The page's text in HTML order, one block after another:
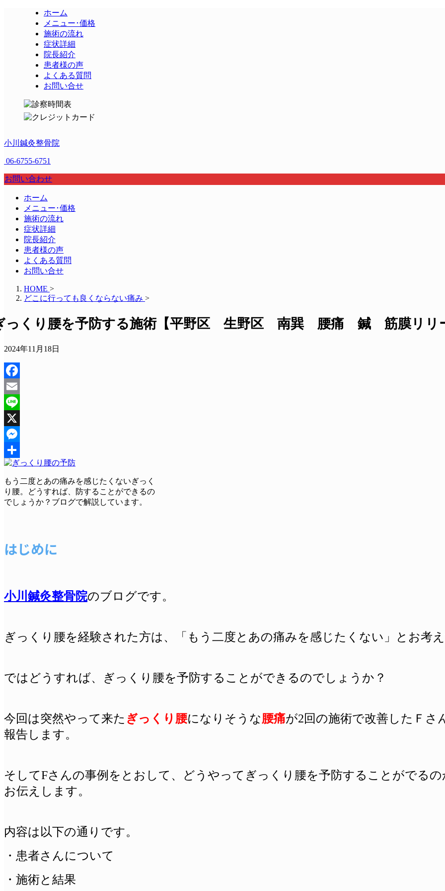
ホーム
メニュー･価格
施術の流れ
症状詳細
院長紹介
患者様の声
よくある質問
お問い合せ
小川鍼灸整骨院
06-6755-6751
お問い合わせ
ホーム
メニュー･価格
施術の流れ
症状詳細
院長紹介
患者様の声
よくある質問
お問い合せ
HOME >
どこに行っても良くならない痛み >
っくり腰を予防する施術【平野区 生野区 南巽 腰痛 鍼 筋膜リリ
2024年11月18日
Facebook
Email
Line
X
Messenger
共
有
もう二度とあの痛みを感じたくないぎっく
り腰。どうすれば、防することができるの
でしょうか？ブログで解説しています。
はじめに
小川鍼灸整骨院のブログです。
ぎっくり腰を経験された方は、「もう二度とあの痛みを感じたくない」とお考え
ではどうすれば、ぎっくり腰を予防することができるのでしょうか？
今回は突然やって来た ぎっくり腰になりそうな腰痛が2回の施術で改善したＦ
報告します。
そしてFさんの事例をとおして、どうやってぎっくり腰を予防することがでる
お伝えします。
内容は以下の通りです。
・患者さんについて
・施術と結果